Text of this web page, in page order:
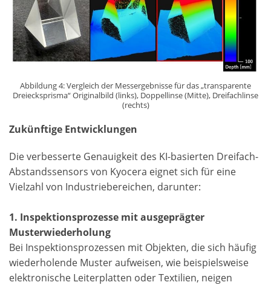
Abbildung 4: Vergleich der Messergebnisse für das „transparente
Dreiecksprisma“ Originalbild (links), Doppellinse (Mitte), Dreifachlinse
(rechts)
Zukünftige Entwicklungen
Die verbesserte Genauigkeit des KI-basierten Dreifach-
Abstandssensors von Kyocera eignet sich für eine
Vielzahl von Industriebereichen, darunter:
1. Inspektionsprozesse mit ausgeprägter
Musterwiederholung
Bei Inspektionsprozessen mit Objekten, die sich häufig
wiederholende Muster aufweisen, wie beispielsweise
elektronische Leiterplatten oder Textilien, neigen